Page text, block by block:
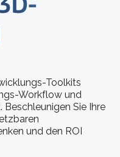
Toolkits
Workflow und
Sie Ihre
und den ROI